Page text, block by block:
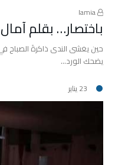
باختصار… بقلم
حين يغشى الندى ذاكرةَ الصباح
يضحك الورد…
23 يناير